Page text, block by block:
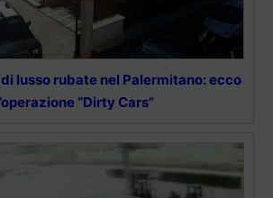
lusso rubate nel Palermitano: ecco
“Dirty Cars”